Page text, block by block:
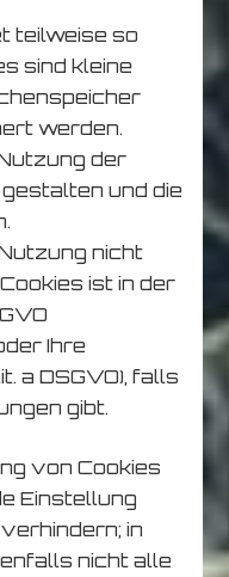
teilweise so
sind kleine
werden.
der
und die
nicht
ist in der
Ihre
a DSGVO), falls
gibt.
von Cookies
Einstellung
in
nicht alle